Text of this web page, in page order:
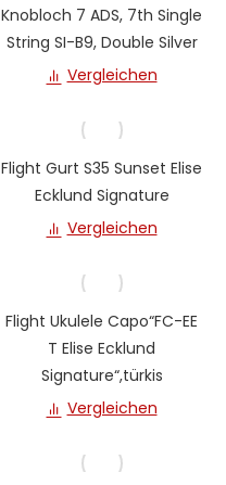
Knobloch 7 ADS, 7th Single
String SI-B9, Double Silver
Vergleichen
Flight Gurt S35 Sunset Elise
Ecklund Signature
Vergleichen
Flight Ukulele Capo“FC-EE
T Elise Ecklund
Signature“,türkis
Vergleichen